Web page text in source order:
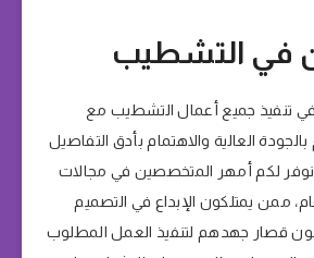
في التشطيب
تنفيذ جميع أعمال التشطيب مع
العالية والاهتمام بأدق التفاصيل
لكم أمهر المتخصصين في مجالات
ممن يمتلكون الإبداع في التصميم
قصار جهدهم لتنفيذ العمل المطلوب